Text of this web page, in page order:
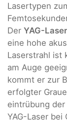
Lasertypen
Der YAG-Laser
eine hohe
Laserstrahl ist
am Auge
kommt er zur
erfolgter
eintrübung
YAG-Laser